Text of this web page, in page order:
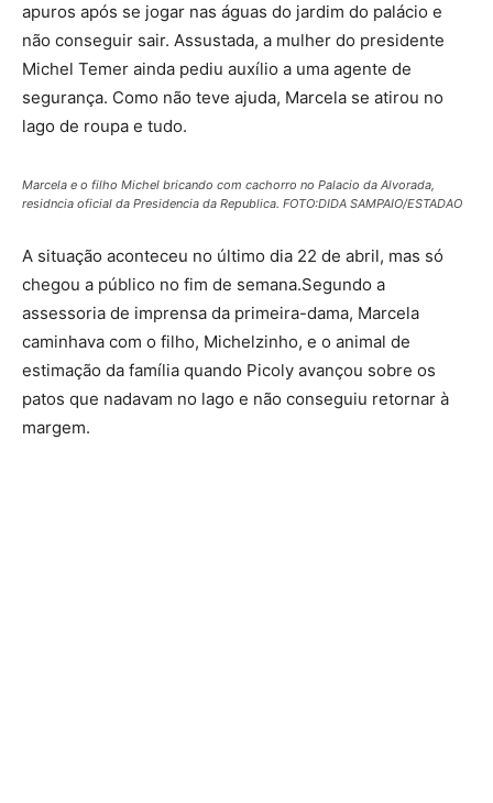
apuros após se jogar nas águas do jardim do palácio e
não conseguir sair. Assustada, a mulher do presidente
Michel Temer ainda pediu auxílio a uma agente de
segurança. Como não teve ajuda, Marcela se atirou no
lago de roupa e tudo.
Marcela e o filho Michel bricando com cachorro no Palacio da Alvorada,
residncia oficial da Presidencia da Republica. FOTO:DIDA SAMPAIO/ESTADAO
A situação aconteceu no último dia 22 de abril, mas só
chegou a público no fim de semana.Segundo a
assessoria de imprensa da primeira-dama, Marcela
caminhava com o filho, Michelzinho, e o animal de
estimação da família quando Picoly avançou sobre os
patos que nadavam no lago e não conseguiu retornar à
margem.